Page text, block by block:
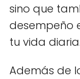
sino que
desempeño
tu vida diaria.
Además de